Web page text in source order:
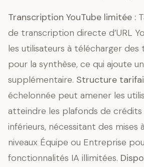
Transcription YouTube limitée :
de transcription directe d’URL
les utilisateurs à télécharger
pour la synthèse, ce qui ajoute
supplémentaire. Structure
échelonnée peut amener les
atteindre les plafonds de crédits
inférieurs, nécessitant des mises
niveaux Équipe ou Entreprise
fonctionnalités IA illimitées.